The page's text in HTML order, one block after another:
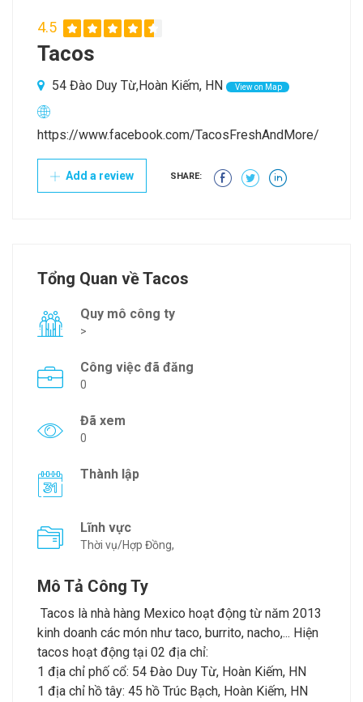
4.5
Tacos
54 Đào Duy Từ,Hoàn Kiếm, HN View on Map
https://www.facebook.com/TacosFreshAndMore/
Add a review SHARE:
Tổng Quan về Tacos
Quy mô công ty
>
Công việc đã đăng
0
Đã xem
0
Thành lập
Lĩnh vực
Thời vụ/Hợp Đồng,
Mô Tả Công Ty
Tacos là nhà hàng Mexico hoạt động từ năm 2013
kinh doanh các món như taco, burrito, nacho,... Hiện
tacos hoạt động tại 02 địa chỉ:
1 địa chỉ phố cổ: 54 Đào Duy Từ, Hoàn Kiếm, HN
1 địa chỉ hồ tây: 45 hồ Trúc Bạch, Hoàn Kiếm, HN